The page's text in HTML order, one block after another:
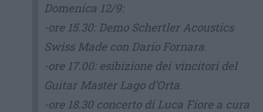
Domenica 12/9:
-ore 15.30: Demo Schertler Acoustics
Swiss Made con Dario Fornara.
-ore 17.00: esibizione dei vincitori del
Guitar Master Lago d’Orta.
-ore 18.30 concerto di Luca Fiore a cura